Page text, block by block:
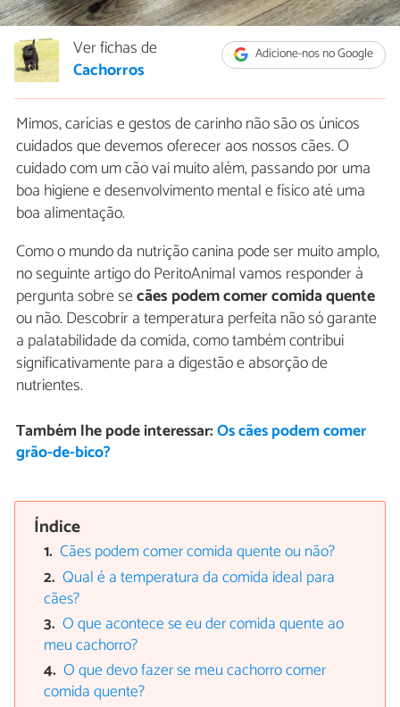
Adicione-nos no Google
Ver fichas de
Cachorros
Mimos, carícias e gestos de carinho não são os únicos
cuidados que devemos oferecer aos nossos cães. O
cuidado com um cão vai muito além, passando por uma
boa higiene e desenvolvimento mental e físico até uma
boa alimentação.
Como o mundo da nutrição canina pode ser muito amplo,
no seguinte artigo do PeritoAnimal vamos responder à
pergunta sobre secães podem comer comida quente
ou não. Descobrir a temperatura perfeita não só garante
a palatabilidade da comida, como também contribui
significativamente para a digestão e absorção de
nutrientes.
Também lhe pode interessar:Os cães podem comer
grão-de-bico?
Índice
Cães podem comer comida quente ou não?
Qual é a temperatura da comida ideal para
cães?
O que acontece se eu der comida quente ao
meu cachorro?
O que devo fazer se meu cachorro comer
comida quente?